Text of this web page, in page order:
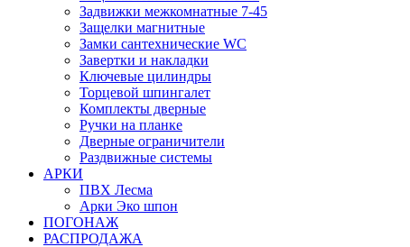
Задвижки межкомнатные 7-45
Защелки магнитные
Замки сантехнические WC
Завертки и накладки
Ключевые цилиндры
Торцевой шпингалет
Комплекты дверные
Ручки на планке
Дверные ограничители
Раздвижные системы
АРКИ
ПВХ Лесма
Арки Эко шпон
ПОГОНАЖ
РАСПРОДАЖА